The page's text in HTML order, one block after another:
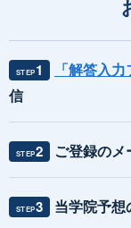
STEP1 「解答入力
信
STEP2 ご登録の
STEP3 当学院予想